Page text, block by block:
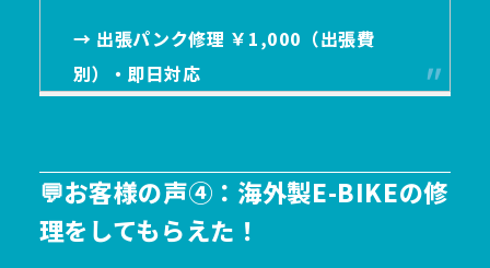
→ 出張パンク修理 ￥1,000（出張費
別）・即日対応
💬お客様の声④：海外製E-BIKEの修
理をしてもらえた！